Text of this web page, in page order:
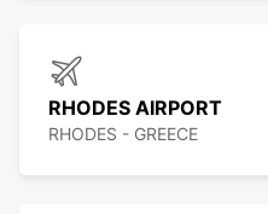
RHODES AIRPORT
RHODES - GREECE